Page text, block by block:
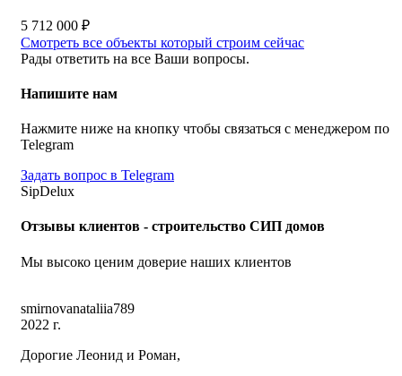
5 712 000 ₽
Смотреть все объекты который строим сейчас
Рады ответить на все Ваши вопросы.
Напишите нам
Нажмите ниже на кнопку чтобы связаться с менеджером по
Telegram
Задать вопрос в Telegram
SipDelux
Отзывы клиентов - строительство СИП домов
Мы высоко ценим доверие наших клиентов
smirnovanataliia789
2022 г.
Дорогие Леонид и Роман,